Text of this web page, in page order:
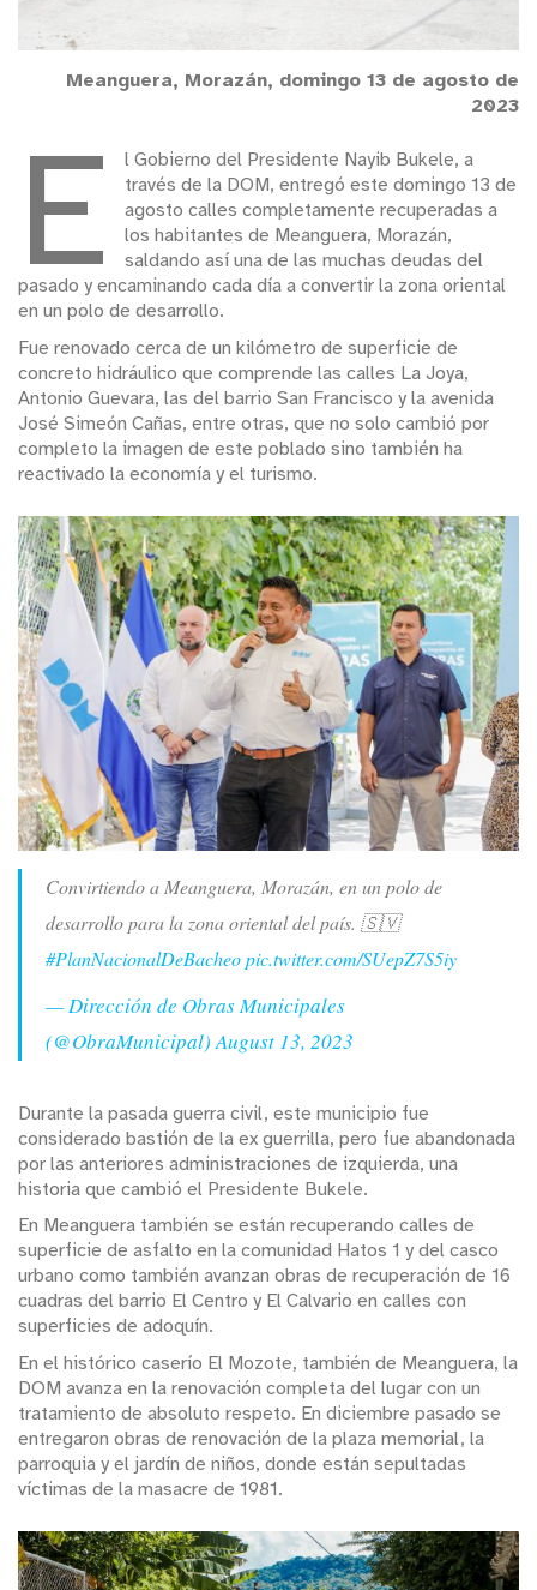
Meanguera, Morazán, domingo 13 de agosto de
2023
E
l Gobierno del Presidente Nayib Bukele, a
través de la DOM, entregó este domingo 13 de
agosto calles completamente recuperadas a
los habitantes de Meanguera, Morazán,
saldando así una de las muchas deudas del
pasado y encaminando cada día a convertir la zona oriental
en un polo de desarrollo.
Fue renovado cerca de un kilómetro de superficie de
concreto hidráulico que comprende las calles La Joya,
Antonio Guevara, las del barrio San Francisco y la avenida
José Simeón Cañas, entre otras, que no solo cambió por
completo la imagen de este poblado sino también ha
reactivado la economía y el turismo.
Convirtiendo a Meanguera, Morazán, en un polo de
desarrollo para la zona oriental del país. 🇸🇻
#PlanNacionalDeBacheopic.twitter.com/SUepZ7S5iy
— Dirección de Obras Municipales
(@ObraMunicipal)August 13, 2023
Durante la pasada guerra civil, este municipio fue
considerado bastión de la ex guerrilla, pero fue abandonada
por las anteriores administraciones de izquierda, una
historia que cambió el Presidente Bukele.
En Meanguera también se están recuperando calles de
superficie de asfalto en la comunidad Hatos 1 y del casco
urbano como también avanzan obras de recuperación de 16
cuadras del barrio El Centro y El Calvario en calles con
superficies de adoquín.
En el histórico caserío El Mozote, también de Meanguera, la
DOM avanza en la renovación completa del lugar con un
tratamiento de absoluto respeto. En diciembre pasado se
entregaron obras de renovación de la plaza memorial, la
parroquia y el jardín de niños, donde están sepultadas
víctimas de la masacre de 1981.